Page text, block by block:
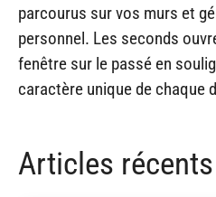
parcourus sur vos murs et
personnel. Les seconds
fenêtre sur le passé en
caractère unique de chaque
Articles récents